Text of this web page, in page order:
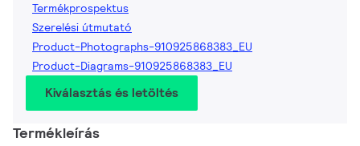
Termékprospektus
Szerelési útmutató
Product-Photographs-910925868383_EU
Product-Diagrams-910925868383_EU
Kiválasztás és letöltés
Termékleírás